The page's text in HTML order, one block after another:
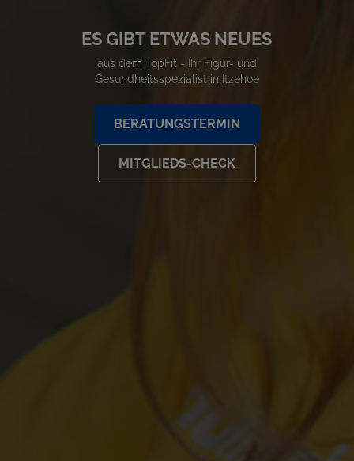
ES GIBT ETWAS NEUES
aus dem TopFit - Ihr Figur- und
Gesundheitsspezialist in Itzehoe
BERATUNGSTERMIN
MITGLIEDS-CHECK